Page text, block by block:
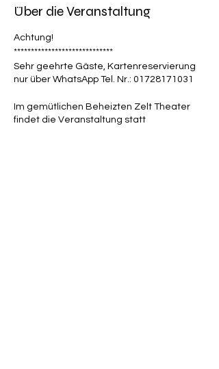
Über die Veranstaltung
Achtung!
*****************************
Sehr geehrte Gäste, Kartenreservierung
nur über WhatsApp Tel. Nr.: 01728171031
Im gemütlichen Beheizten Zelt Theater
findet die Veranstaltung statt